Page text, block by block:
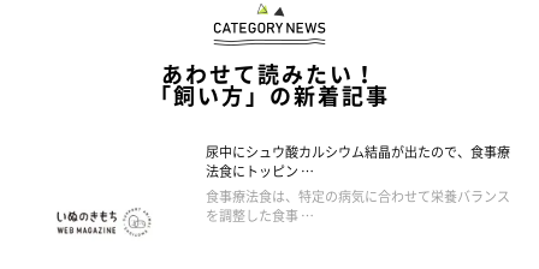
あわせて読みたい！
「飼い方」の新着記事
尿中にシュウ酸カルシウム結晶が出たので、食事療
法食にトッピン …
食事療法食は、特定の病気に合わせて栄養バランス
を調整した食事 …